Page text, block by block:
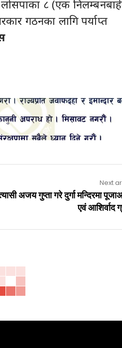
८ (एक
गठनका लागि पर्याप्त
Next
अजय गुप्ता गरे दुर्गा मन्दिरमा
एवं आशिर्वाद